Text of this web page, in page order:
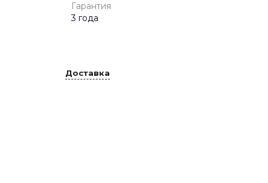
Гарантия
3 года
Доставка